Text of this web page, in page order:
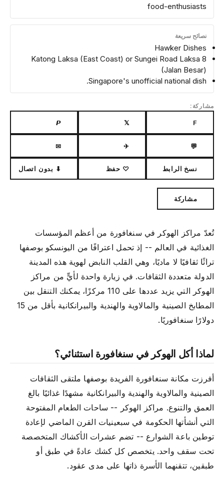
food-enthusiasts
نصائح سريعة
Hawker Dishes
8 Katong Laksa (East Coast) or Sungei Road Laksa
(Jalan Besar)
Singapore's unofficial national dish.
مشاركة:
F
𝕏
𝙋
💬
✈
✉
نسخ الرابط ♡ حفظ ⬇ بدون اتصال
مشاركة
تُعدّ مراكز الهوكر في سنغافورة من أعظم المؤسسات
الغذائية في العالم -- إذ تحمل اعترافًا من اليونسكو بوصفها
تراثًا ثقافيًا لا ماديًا، وهي القلب النابض لهوية هذه المدينة
الدولة متعددة الثقافات. في زيارة واحدة لأيٍّ من مراكز
الهوكر التي يزيد عددها على 110 مركزًا، يمكنك التنقل بين
المطابخ الصينية والمالاوية والهندية والبيرانكانية بأقل من 15
دولارًا سنغافوريًا.
لماذا أكل الهوكر في سنغافورة استثنائي؟
أفرزت مكانة سنغافورة الفريدة بوصفها ملتقى الثقافات
الصينية والمالاوية والهندية والبيرانكانية مشهدًا غذائيًا بالغ
العمق والتنوع. مراكز الهوكر -- ساحات الطعام المفتوحة
التي أنشأتها الحكومة في سبعينيات القرن الماضي لإعادة
توطين باعة الشوارع -- تضم عشرات الأكشاك المتخصصة
تحت سقف واحد. يتخصص كل كشك عادةً في طبق أو
طبقين، تتقنهما الأسرة ذاتها على مدى عقود.